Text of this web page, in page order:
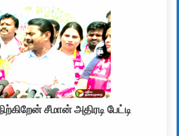
சீமான் அதிரடி பேட்டி